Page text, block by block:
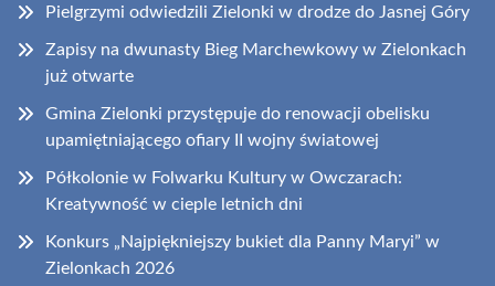
Pielgrzymi odwiedzili Zielonki w drodze do Jasnej Góry
Zapisy na dwunasty Bieg Marchewkowy w Zielonkach
już otwarte
Gmina Zielonki przystępuje do renowacji obelisku
upamiętniającego ofiary II wojny światowej
Półkolonie w Folwarku Kultury w Owczarach:
Kreatywność w cieple letnich dni
Konkurs „Najpiękniejszy bukiet dla Panny Maryi” w
Zielonkach 2026